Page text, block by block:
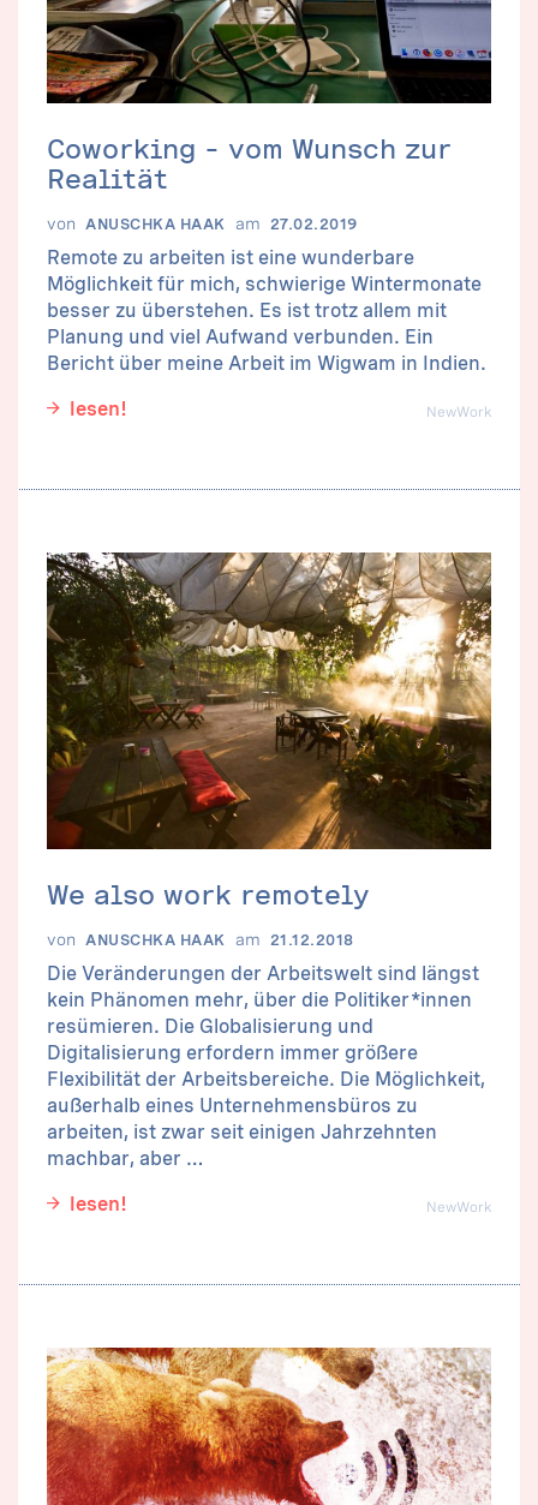
Coworking – vom Wunsch zur
Realität
von ANUSCHKA HAAK am 27.02.2019
Remote zu arbeiten ist eine wunderbare
Möglichkeit für mich, schwierige Wintermonate
besser zu überstehen. Es ist trotz allem mit
Planung und viel Aufwand verbunden. Ein
Bericht über meine Arbeit im Wigwam in Indien.
lesen!
NewWork
We also work remotely
von ANUSCHKA HAAK am 21.12.2018
Die Veränderungen der Arbeitswelt sind längst
kein Phänomen mehr, über die Politiker*innen
resümieren. Die Globalisierung und
Digitalisierung erfordern immer größere
Flexibilität der Arbeitsbereiche. Die Möglichkeit,
außerhalb eines Unternehmensbüros zu
arbeiten, ist zwar seit einigen Jahrzehnten
machbar, aber …
lesen!
NewWork